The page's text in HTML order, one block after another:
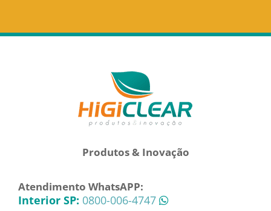
Produtos & Inovação
Atendimento WhatsAPP:
Interior SP: 0800-006-4747